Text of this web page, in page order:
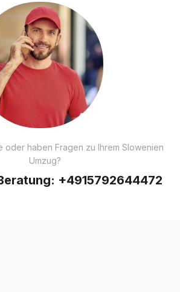
oder haben Fragen zu Ihrem Slowenien
Umzug?
+4915792644472